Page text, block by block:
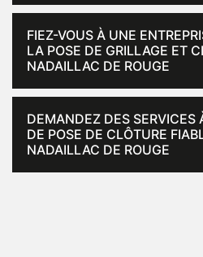
FIEZ-VOUS À UNE
LA POSE DE GRILLAGE ET
NADAILLAC DE ROUGE
DEMANDEZ DES SERVICES
DE POSE DE CLÔTURE
NADAILLAC DE ROUGE